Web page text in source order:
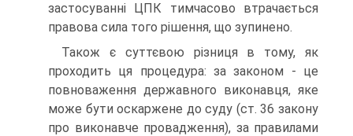
застосуванні ЦПК тимчасово втрачається
правова сила того рішення, що зупинено.
Також є суттєвою різниця в тому, як
проходить ця процедура: за законом - це
повноваження державного виконавця, яке
може бути оскаржене до суду (ст. 36 закону
про виконавче провадження), за правилами